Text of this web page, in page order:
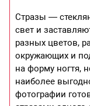
Стразы —
свет и
разных цветов,
окружающих и
на форму ногтя,
наиболее
фотографии